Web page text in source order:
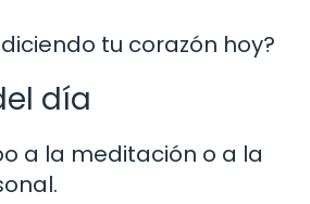
tu corazón hoy?
día
a la meditación o a la